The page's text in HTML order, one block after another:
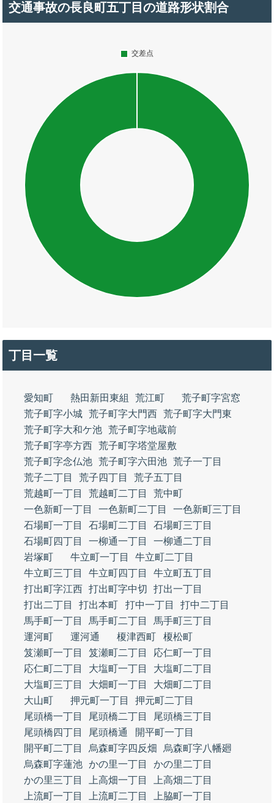
交通事故の長良町五丁目の道路形状割合
丁目一覧
愛知町 熱田新田東組 荒江町
荒子町字宮窓
荒子町字小城 荒子町字大門西 荒子町字大門東
荒子町字大和ケ池 荒子町字地蔵前
荒子町字亭方西 荒子町字塔堂屋敷
荒子町字念仏池 荒子町字六田池 荒子一丁目
荒子二丁目
荒子四丁目
荒子五丁目
荒越町一丁目
荒越町二丁目
荒中町
一色新町一丁目
一色新町二丁目
一色新町三丁目
石場町一丁目
石場町二丁目
石場町三丁目
石場町四丁目
一柳通一丁目
一柳通二丁目
岩塚町
牛立町一丁目
牛立町二丁目
牛立町三丁目
牛立町四丁目
牛立町五丁目
打出町字江西 打出町字中切
打出一丁目
打出二丁目
打出本町 打中一丁目
打中二丁目
馬手町一丁目
馬手町二丁目
馬手町三丁目
運河町
運河通 榎津西町
榎松町
笈瀬町一丁目
笈瀬町二丁目
応仁町一丁目
応仁町二丁目
大塩町一丁目
大塩町二丁目
大塩町三丁目
大畑町一丁目
大畑町二丁目
大山町
押元町一丁目
押元町二丁目
尾頭橋一丁目
尾頭橋二丁目
尾頭橋三丁目
尾頭橋四丁目
尾頭橋通
開平町一丁目
開平町二丁目
烏森町字四反畑
烏森町字八幡廻
烏森町字蓮池 かの里一丁目
かの里二丁目
かの里三丁目
上高畑一丁目
上高畑二丁目
上流町一丁目
上流町二丁目
上脇町一丁目